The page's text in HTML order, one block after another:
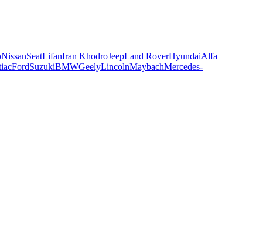
NissanSeatLifanIran KhodroJeepLand RoverHyundaiAlfa
FordSuzukiBMWGeelyLincolnMaybachMercedes-